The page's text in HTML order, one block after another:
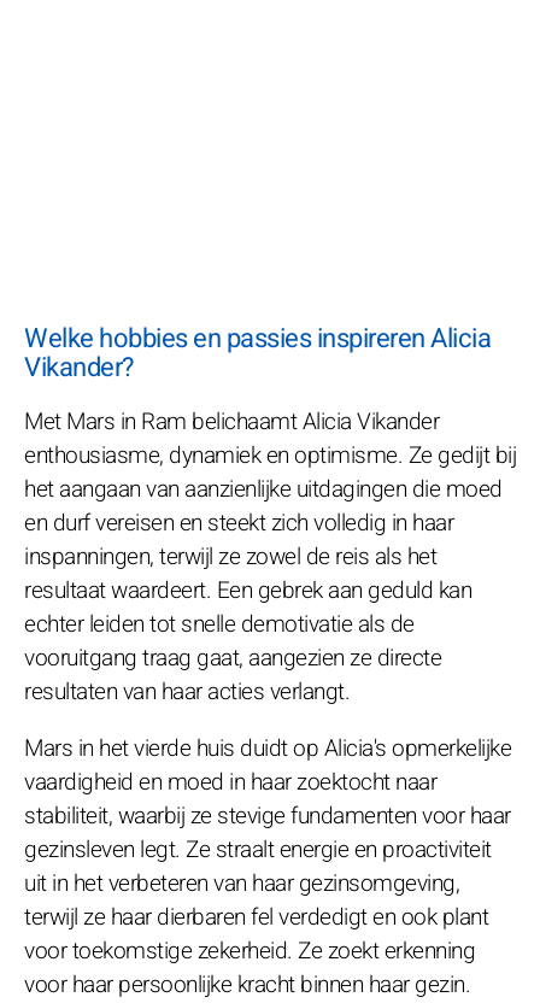
Welke hobbies en passies inspireren Alicia
Vikander?
Met Mars in Ram belichaamt Alicia Vikander
enthousiasme, dynamiek en optimisme. Ze gedijt bij
het aangaan van aanzienlijke uitdagingen die moed
en durf vereisen en steekt zich volledig in haar
inspanningen, terwijl ze zowel de reis als het
resultaat waardeert. Een gebrek aan geduld kan
echter leiden tot snelle demotivatie als de
vooruitgang traag gaat, aangezien ze directe
resultaten van haar acties verlangt.
Mars in het vierde huis duidt op Alicia's opmerkelijke
vaardigheid en moed in haar zoektocht naar
stabiliteit, waarbij ze stevige fundamenten voor haar
gezinsleven legt. Ze straalt energie en proactiviteit
uit in het verbeteren van haar gezinsomgeving,
terwijl ze haar dierbaren fel verdedigt en ook plant
voor toekomstige zekerheid. Ze zoekt erkenning
voor haar persoonlijke kracht binnen haar gezin.